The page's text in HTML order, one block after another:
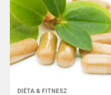
DIÉTA & FITNESZ